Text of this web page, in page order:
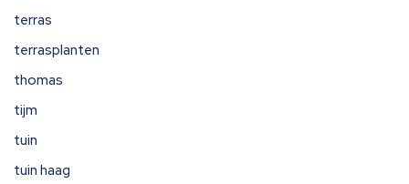
terras
terrasplanten
thomas
tijm
tuin
tuin haag